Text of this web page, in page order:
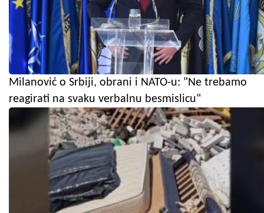
Milanović o Srbiji, obrani i NATO-u: "Ne trebamo
reagirati na svaku verbalnu besmislicu"